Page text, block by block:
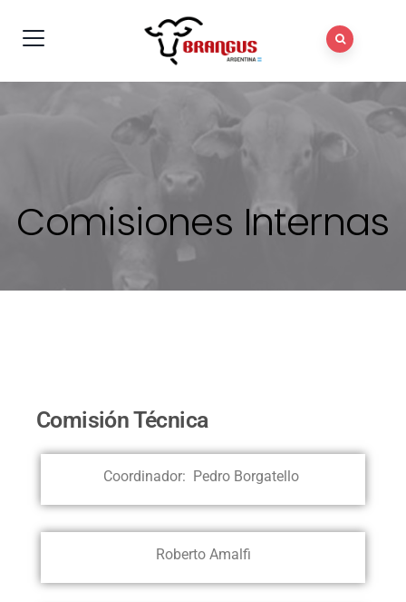
Comisiones Internas
Comisión Técnica
Coordinador: Pedro Borgatello
Roberto Amalfi